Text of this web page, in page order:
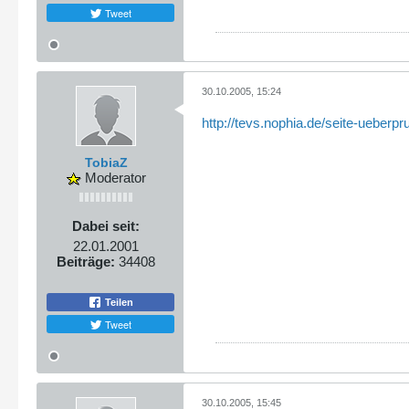
Tweet
TobiaZ
Moderator
Dabei seit:
22.01.2001
Beiträge: 34408
Teilen
Tweet
30.10.2005, 15:24
http://tevs.nophia.de/seite-
30.10.2005, 15:45